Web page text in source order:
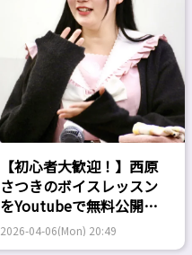
【初心者大歓迎！】西原
さつきのボイスレッスン
をYoutubeで無料公開
中！
2026-04-06(Mon) 20:49